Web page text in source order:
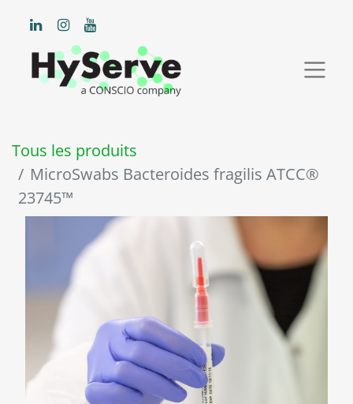
Tous les produits
MicroSwabs Bacteroides fragilis ATCC®
23745™